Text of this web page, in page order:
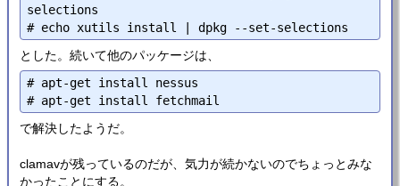
selections
とした。続いて他のパッケージは、
# apt-get install nessus
で解決したようだ。
clamavが残っているのだが、気力が続かないのでちょっとみな
かったことにする。